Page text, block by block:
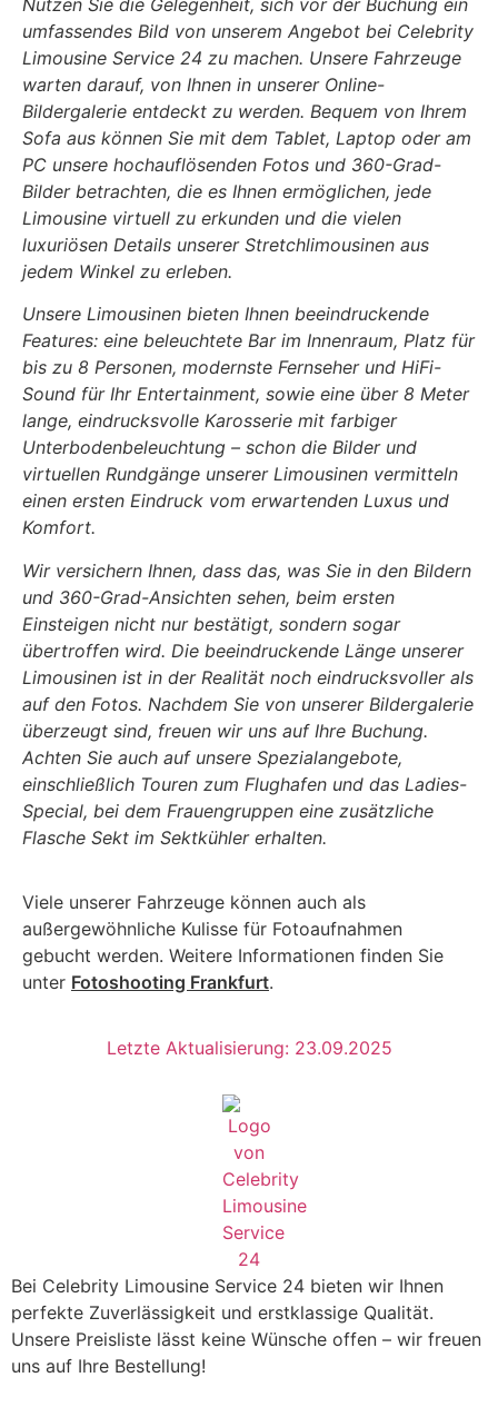
umfassendes Bild von unserem Angebot bei Celebrity
Limousine Service 24 zu machen. Unsere Fahrzeuge
warten darauf, von Ihnen in unserer Online-
Bildergalerie entdeckt zu werden. Bequem von Ihrem
Sofa aus können Sie mit dem Tablet, Laptop oder am
PC unsere hochauflösenden Fotos und 360-Grad-
Bilder betrachten, die es Ihnen ermöglichen, jede
Limousine virtuell zu erkunden und die vielen
luxuriösen Details unserer Stretchlimousinen aus
jedem Winkel zu erleben.
Unsere Limousinen bieten Ihnen beeindruckende
Features: eine beleuchtete Bar im Innenraum, Platz für
bis zu 8 Personen, modernste Fernseher und HiFi-
Sound für Ihr Entertainment, sowie eine über 8 Meter
lange, eindrucksvolle Karosserie mit farbiger
Unterbodenbeleuchtung – schon die Bilder und
virtuellen Rundgänge unserer Limousinen vermitteln
einen ersten Eindruck vom erwartenden Luxus und
Komfort.
Wir versichern Ihnen, dass das, was Sie in den Bildern
und 360-Grad-Ansichten sehen, beim ersten
Einsteigen nicht nur bestätigt, sondern sogar
übertroffen wird. Die beeindruckende Länge unserer
Limousinen ist in der Realität noch eindrucksvoller als
auf den Fotos. Nachdem Sie von unserer Bildergalerie
überzeugt sind, freuen wir uns auf Ihre Buchung.
Achten Sie auch auf unsere Spezialangebote,
einschließlich Touren zum Flughafen und das Ladies-
Special, bei dem Frauengruppen eine zusätzliche
Flasche Sekt im Sektkühler erhalten.
Viele unserer Fahrzeuge können auch als
außergewöhnliche Kulisse für Fotoaufnahmen
gebucht werden. Weitere Informationen finden Sie
unter Fotoshooting Frankfurt.
Letzte Aktualisierung: 23.09.2025
Bei Celebrity Limousine Service 24 bieten wir Ihnen
perfekte Zuverlässigkeit und erstklassige Qualität.
Unsere Preisliste lässt keine Wünsche offen – wir freuen
uns auf Ihre Bestellung!